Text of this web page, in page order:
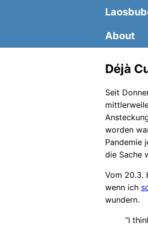
About
Déjà
Seit
worden
Pandemie
die Sache
Vom 20.3.
wenn ich
wundern.
“I